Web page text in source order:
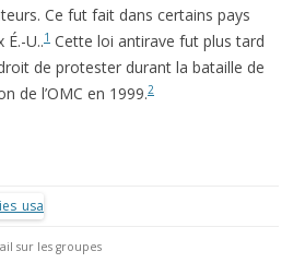
Ce fut fait dans certains pays
U..1 Cette loi antirave fut plus tard
de protester durant la bataille de
de l’OMC en 1999.2
sur les groupes